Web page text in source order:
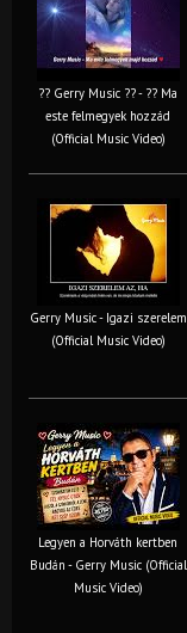
?? Gerry Music ?? - ?? Ma
este felmegyek hozzád
(Official Music Video)
Gerry Music - Igazi szerelem
(Official Music Video)
Legyen a Horváth kertben
Budán - Gerry Music (Official
Music Video)